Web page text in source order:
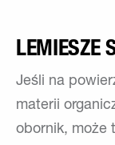
LEMIESZE
Jeśli na
materii
obornik, może